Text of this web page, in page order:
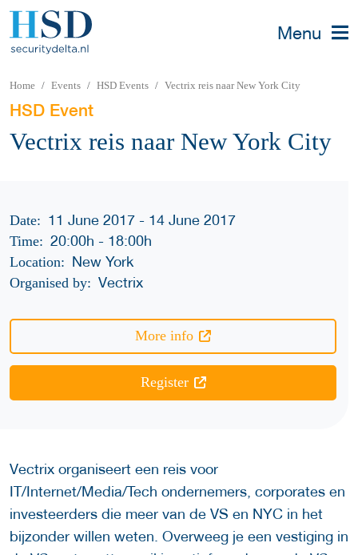
Menu
Home Events HSD Events Vectrix reis naar New York City
HSD Event
Vectrix reis naar New York City
Date: 11 June 2017 - 14 June 2017
Time: 20:00h- 18:00h
Location: New York
Organised by: Vectrix
More info
Register
Vectrix organiseert een reis voor
IT/Internet/Media/Tech ondernemers, corporates en
investeerders die meer van de VS en NYC in het
bijzonder willen weten. Overweeg je een vestiging in